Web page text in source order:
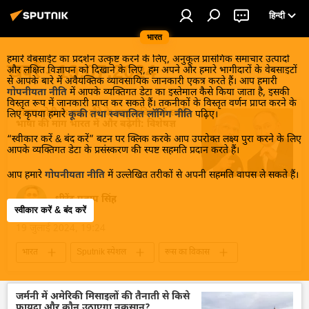
भारत
हिन्दी
हमारे वेबसाईट का प्रदर्शन उत्कृष्ट करने के लिए, अनुकूल प्रासंगिक समाचार उत्पादों
और लक्षित विज्ञापन को दिखाने के लिए, हम अपने और हमारे भागीदारों के वेबसाइटों
से आपके बारे में अवैयक्तिक व्यावसायिक जानकारी एकत्र करते हैं। आप हमारी
गोपनीयता नीति में आपके व्यक्तिगत डेटा का इस्तेमाल कैसे किया जाता है, इसकी
विस्तृत रूप में जानकारी प्राप्त कर सकते हैं। तकनीकों के विस्तृत वर्णन प्राप्त करने के
लिए कृपया हमारे कूकी तथा स्वचालित लॉगिंग नीति पढ़िए।
“स्वीकार करें & बंद करें” बटन पर क्लिक करके आप उपरोक्त लक्ष्य पुरा करने के लिए
आपके व्यक्तिगत डेटा के प्रसंस्करण की स्पष्ट सहमति प्रदान करते हैं।
आप हमारे गोपनीयता नीति में उल्लेखित तरीकों से अपनी सहमति वापस ले सकते हैं।
स्वीकार करें & बंद करें
खबरें - 19.07.2024
पीएम मोदी के रूस दौरे के बाद भविष्य में रूसी
भाषा की मांग भारत में और बढ़ेगी: विशेषज्ञ
धीरेंद्र प्रताप सिंह
भारत Sputnik स्पेशल
रूस का विकास
संस्कृत भाषा
नरेन्द्र मोदी
व्लादिमीर पुतिन
जर्मनी में अमेरिकी मिसाइलों की तैनाती से किसे